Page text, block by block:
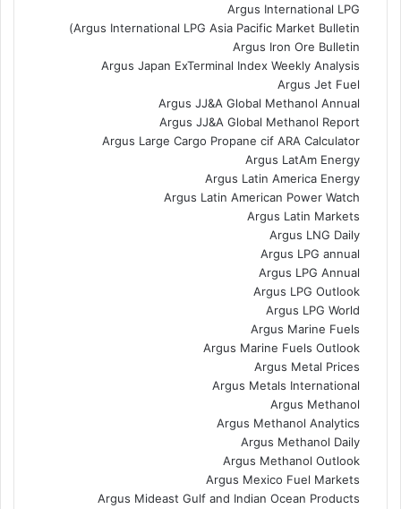
Argus International LPG
Argus International LPG Asia Pacific Market Bulletin)
Argus Iron Ore Bulletin
Argus Japan ExTerminal Index Weekly Analysis
Argus Jet Fuel
Argus JJ&A Global Methanol Annual
Argus JJ&A Global Methanol Report
Argus Large Cargo Propane cif ARA Calculator
Argus LatAm Energy
Argus Latin America Energy
Argus Latin American Power Watch
Argus Latin Markets
Argus LNG Daily
Argus LPG annual
Argus LPG Annual
Argus LPG Outlook
Argus LPG World
Argus Marine Fuels
Argus Marine Fuels Outlook
Argus Metal Prices
Argus Metals International
Argus Methanol
Argus Methanol Analytics
Argus Methanol Daily
Argus Methanol Outlook
Argus Mexico Fuel Markets
Argus Mideast Gulf and Indian Ocean Products